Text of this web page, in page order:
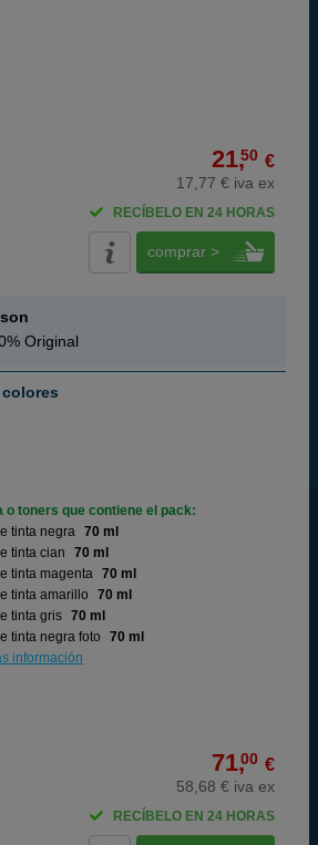
21,50 €
17,77 € iva ex
RECÍBELO EN 24 HORAS
comprar >
Original
colores
o toners que contiene el pack:
tinta negra 70 ml
tinta cian
70 ml
tinta magenta 70 ml
tinta amarillo
70 ml
tinta gris 70 ml
tinta negra foto
70 ml
información
71,00 €
58,68 € iva ex
RECÍBELO EN 24 HORAS